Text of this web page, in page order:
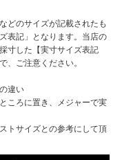
どのサイズが記載されたも
表記」となります。当店の
寸した【実寸サイズ表記
、ご注意ください。
違い
ころに置き、メジャーで実
トサイズとの参考にして頂